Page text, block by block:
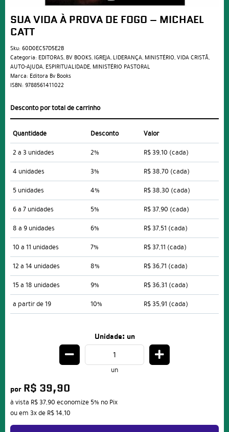
SUA VIDA À PROVA DE FOGO – MICHAEL
CATT
Sku: 60D0EC57D5E2B
Categoria: EDITORAS, BV BOOKS, IGREJA, LIDERANÇA, MINISTÉRIO,VIDA CRISTÃ,
AUTO-AJUDA, ESPIRITUALIDADE, MINISTÉRIO PASTORAL
Marca: Editora Bv Books
ISBN: 9788561411022
Desconto por total de carrinho
Quantidade Desconto
Valor
2 a 3 unidades
2% R$ 39,10 (cada)
4 unidades
3% R$ 38,70 (cada)
5 unidades
4% R$ 38,30 (cada)
6 a 7 unidades
5% R$ 37,90 (cada)
8 a 9 unidades
6% R$ 37,51 (cada)
10 a 11 unidades
7% R$ 37,11 (cada)
12 a 14 unidades
8% R$ 36,71 (cada)
15 a 18 unidades
9% R$ 36,31 (cada)
a partir de 19
10% R$ 35,91 (cada)
Unidade: un
un
por R$ 39,90
à vista R$ 37,90 economize 5% no Pix
ou em 3xde R$ 14,10